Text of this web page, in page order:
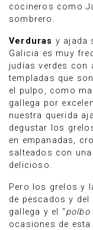
cocineros como
sombrero.
Verduras y ajada
Galicia es muy
judías verdes con
templadas que
el pulpo, como
gallega por
nuestra querida
degustar los
en empanadas,
salteados con
delicioso.
Pero los grelos y
de pescados y
gallega y el “polbo
ocasiones de